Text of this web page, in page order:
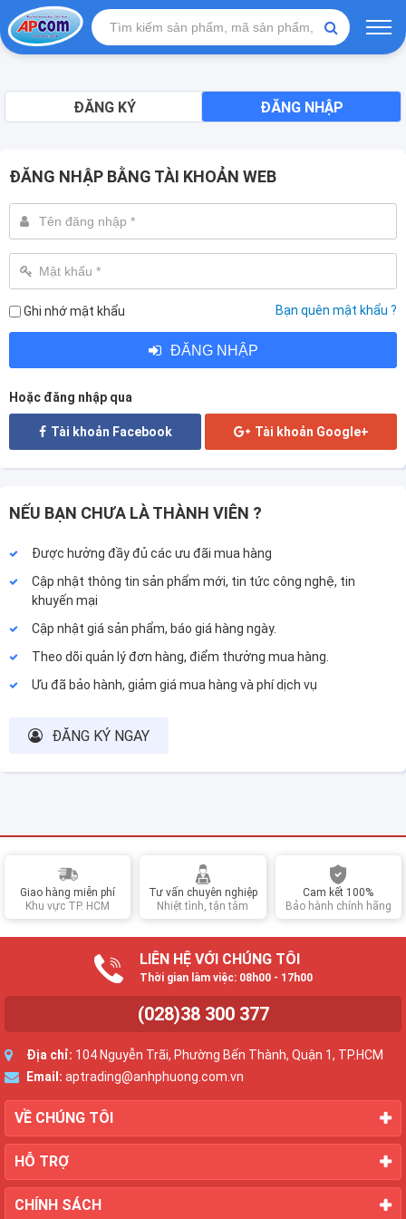
ĐĂNG KÝ ĐĂNG NHẬP
ĐĂNG NHẬP BẰNG TÀI KHOẢN WEB
Ghi nhớ mật khẩu Bạn quên mật khẩu ?
ĐĂNG NHẬP
Hoặc đăng nhập qua
Tài khoản Facebook Tài khoản Google+
NẾU BẠN CHƯA LÀ THÀNH VIÊN ?
Được hưởng đầy đủ các ưu đãi mua hàng
Cập nhật thông tin sản phẩm mới, tin tức công nghệ, tin
khuyến mại
Cập nhật giá sản phẩm, báo giá hàng ngày.
Theo dõi quản lý đơn hàng, điểm thưởng mua hàng.
Ưu đã bảo hành, giảm giá mua hàng và phí dịch vụ
ĐĂNG KÝ NGAY
Giao hàng miễn phí
Khu vực TP. HCM
Tư vấn chuyên nghiệp
Nhiệt tình, tận tâm
Cam kết 100%
Bảo hành chính hãng
LIÊN HỆ VỚI CHÚNG TÔI
Thời gian làm việc: 08h00 - 17h00
(028)38 300 377
Địa chỉ: 104 Nguyễn Trãi, Phường Bến Thành, Quận 1, TP.HCM
Email: aptrading@anhphuong.com.vn
VỀ CHÚNG TÔI
HỖ TRỢ
CHÍNH SÁCH